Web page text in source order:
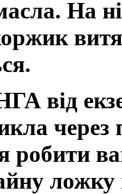
На
від
робити